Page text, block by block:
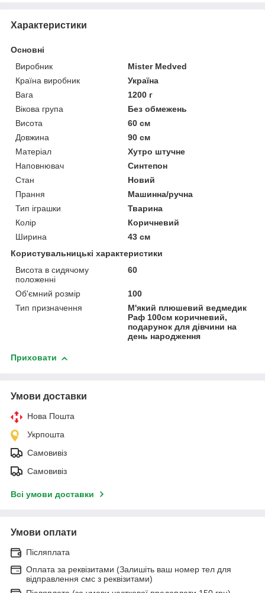
Характеристики
Основні
Виробник
Mister Medved
Країна виробник
Україна
Вага
1200 г
Вікова група
Без обмежень
Висота
60 см
Довжина
90 см
Матеріал
Хутро штучне
Наповнювач
Синтепон
Стан
Новий
Прання
Машинна/ручна
Тип іграшки
Тварина
Колір
Коричневий
Ширина
43 см
Користувальницькі характеристики
Висота в сидячому
положенні
60
Об'ємний розмір
100
Тип призначення
М'який плюшевий ведмедик
Раф 100см коричневий,
подарунок для дівчини на
день народження
Приховати
Умови доставки
Нова Пошта
Укрпошта
Самовивіз
Самовивіз
Всі умови доставки
Умови оплати
Післяплата
Оплата за реквізитами (Залишіть ваш номер тел для
відправлення смс з реквізитами)